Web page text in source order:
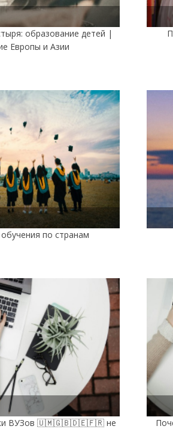
образование детей |
Европы и Азии
по странам
ВУЗов 🇺🇲🇬🇧🇩🇪🇫🇷 не